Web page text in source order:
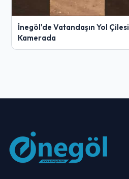
İnegöl'de Vatandaşın Yol Çilesi
Kamerada